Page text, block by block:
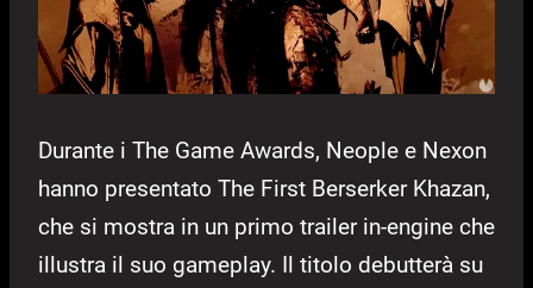
Durante i The Game Awards, Neople e Nexon
hanno presentato The First Berserker Khazan,
che si mostra in un primo trailer in-engine che
illustra il suo gameplay. Il titolo debutterà su